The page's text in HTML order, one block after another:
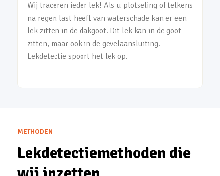
Wij traceren ieder lek! Als u plotseling of telkens
na regen last heeft van waterschade kan er een
lek zitten in de dakgoot. Dit lek kan in de goot
zitten, maar ook in de gevelaansluiting.
Lekdetectie spoort het lek op.
METHODEN
Lekdetectiemethoden die